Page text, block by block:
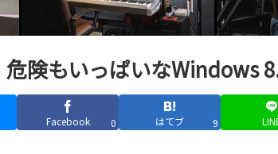
険もいっぱいなWindows
Facebook 0 はてブ 9